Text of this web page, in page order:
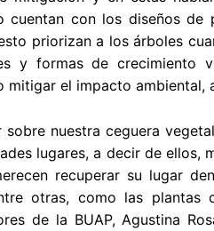
cuentan con los diseños de
priorizan a los árboles
y formas de crecimiento
mitigar el impacto ambiental,
sobre nuestra ceguera
lugares, a decir de ellos,
recuperar su lugar
otras, como las plantas
de la BUAP, Agustina